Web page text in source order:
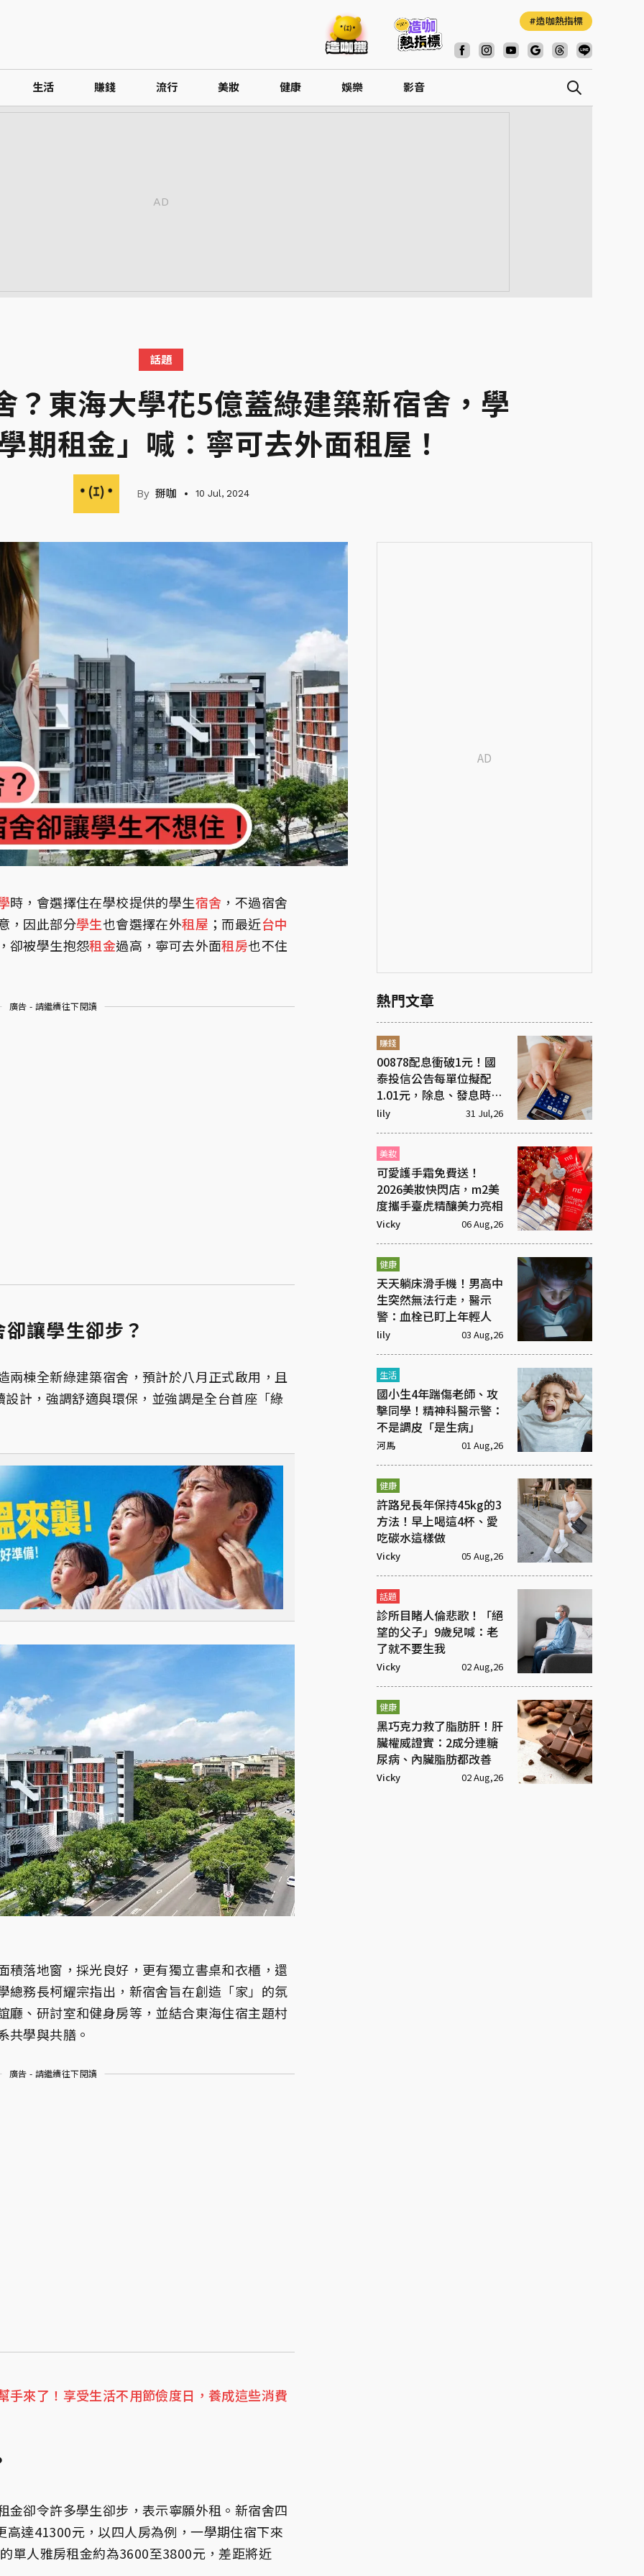
造咖熱指標
生活 賺錢 流行 美妝 健康 娛樂 影音
話題
？東海大學花5億蓋綠建築新宿舍，學
期租金」喊：寧可去外面租屋！
掰咖 10 Jul, 2024
時，會選擇住在學校提供的學生宿舍 ，不過宿舍
，因此部分學生也會選擇在外租屋 ；而最近台中
卻被學生抱怨租金過高，寧可去外面租房也不住
廣告 - 請繼續往下閱讀
讓學生卻步？
兩棟全新綠建築宿舍，預計於八月正式啟用，且
計，強調舒適與環保，並強調是全台首座「綠
積落地窗，採光良好，更有獨立書桌和衣櫃，還
總務長柯耀宗指出，新宿舍旨在創造「家」的氛
廳、研討室和健身房等，並結合東海住宿主題村
共學與共膳。
廣告 - 請繼續往下閱讀
手來了！享受生活不用節儉度日，養成這些消費
金卻令許多學生卻步，表示寧願外租。新宿舍四
達41300元，以四人房為例，一學期住宿下來
單人雅房租金約為3600至3800元，差距將近
熱門文章
賺錢
00878配息衝破1元！國
泰投信公告每單位擬配
1.01元，除息、發息時間
一次看！
lily 31 Jul,26
美妝
可愛護手霜免費送！
2026美妝快閃店，m2美
度攜手臺虎精釀美力亮相
Vicky 06 Aug,26
健康
天天躺床滑手機！男高中
生突然無法行走，醫示
警：血栓已盯上年輕人
lily 03 Aug,26
生活
國小生4年踹傷老師、攻
擊同學！精神科醫示警：
不是調皮「是生病」
河馬 01 Aug,26
健康
許路兒長年保持45kg的3
方法！早上喝這4杯、愛
吃碳水這樣做
Vicky 05 Aug,26
話題
診所目睹人倫悲歌！「絕
望的父子」9歲兒喊：老
了就不要生我
Vicky 02 Aug,26
健康
黑巧克力救了脂肪肝！肝
臟權威證實：2成分連糖
尿病、內臟脂肪都改善
Vicky 02 Aug,26